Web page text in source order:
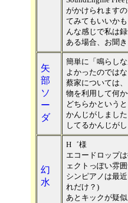
がかけられます
てみてもいいか
んな感じで私は
ある場合、お聞
矢
部
ソ
ー
ダ
簡単に「鳴らし
よかったのでは
蔡家については
物を利用して何
どちらかという
かんじがしまし
してるかんじが
幻
水
H゛様
エコードロップ
ェクトっぽい雰
シンピアノは最
れだけ？)
あとキックが疑